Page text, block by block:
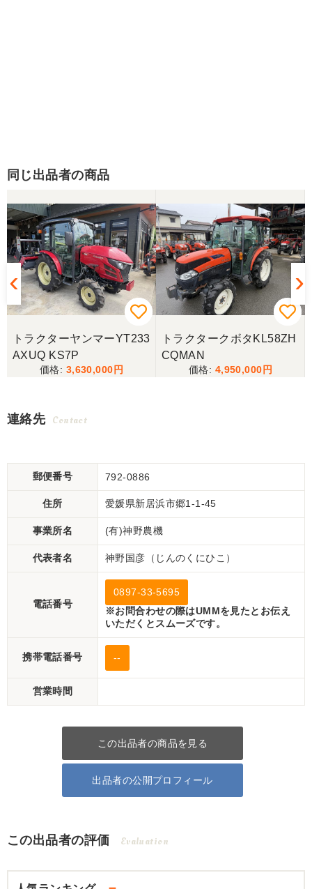
同じ出品者の商品
トラクターヤンマーYT233
AXUQ KS7P
3,630,000
トラクタークボタKL58ZH
CQMAN
4,950,000
連絡先 Contact
郵便番号 792-0886
住所 愛媛県新居浜市郷1-1-45
事業所名 (有)神野農機
代表者名 神野国彦（じんのくにひこ）
電話番号
0897-33-5695
※お問合わせの際はUMMを見たとお伝え
いただくとスムーズです。
携帯電話番号 --
営業時間
この出品者の商品を見る
出品者の公開プロフィール
この出品者の評価 Evaluation